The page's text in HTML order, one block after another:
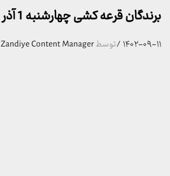
برندگان قرعه کشی چهارشنبه 1 آذر 140۲
۱۴۰۲-۰۹-۱۱/توسطZandiye Content Manager